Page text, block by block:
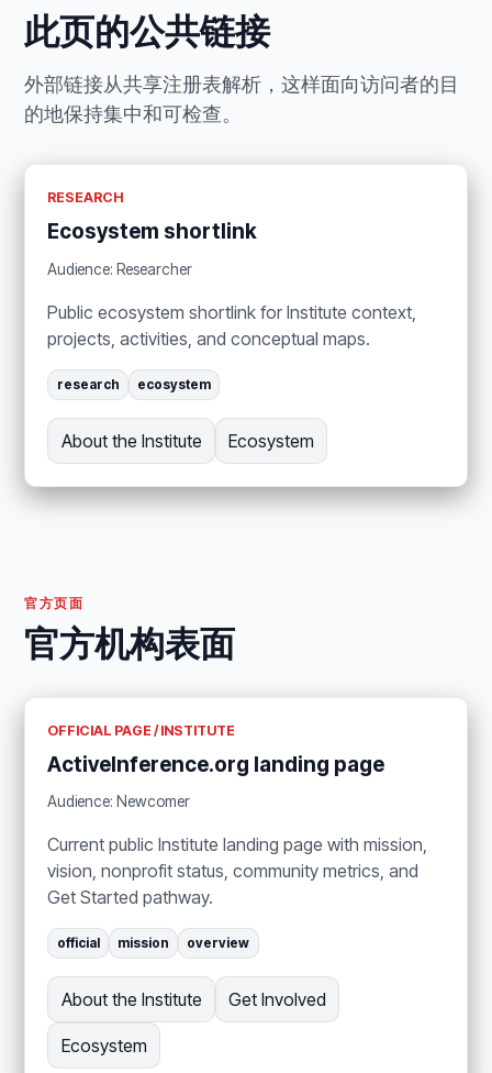
此页的公共链接
外部链接从共享注册表解析，这样面向访问者的目
的地保持集中和可检查。
RESEARCH
Ecosystem shortlink
Audience: Researcher
Public ecosystem shortlink for Institute context,
projects, activities, and conceptual maps.
research ecosystem
About the Institute Ecosystem
官方页面
官方机构表面
OFFICIAL PAGE / INSTITUTE
ActiveInference.org landing page
Audience: Newcomer
Current public Institute landing page with mission,
vision, nonprofit status, community metrics, and
Get Started pathway.
official mission overview
About the Institute Get Involved
Ecosystem